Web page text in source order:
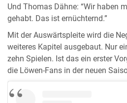
Und Thomas Dähne: “Wir haben
gehabt. Das ist ernüchternd.”
Mit der Auswärtspleite wird die
weiteres Kapitel ausgebaut. Nur
zehn Spielen. Ist das ein erster
die Löwen-Fans in der neuen